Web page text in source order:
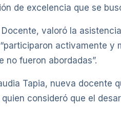
de excelencia que se
valoró la
activamente y
fueron abordadas”.
Tapia, nueva docente
consideró que el